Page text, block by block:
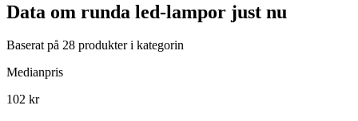
Data om runda led-lampor just nu
Baserat på 28 produkter i kategorin
Medianpris
102 kr